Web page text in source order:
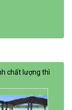
chất lượng thì